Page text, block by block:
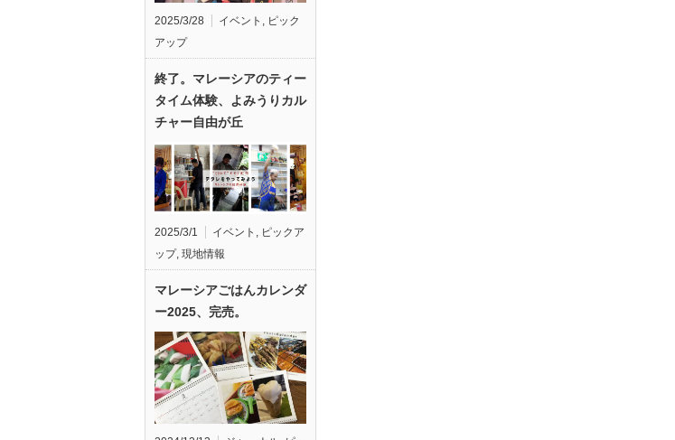
2025/3/28 イベント
ピック
アップ
終了。マレーシアのティー
タイム体験、よみうりカル
チャー自由が丘
2025/3/1 イベント , ピックア
ップ, 現地情報
マレーシアごはんカレンダ
ー2025、完売。